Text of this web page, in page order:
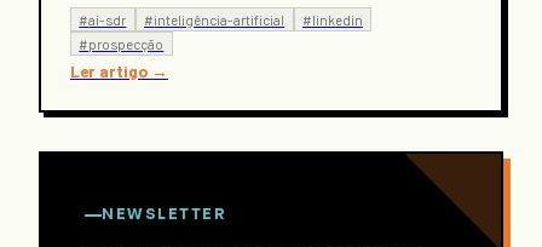
#ai-sdr #inteligência-artificial #linkedin
#prospecção
Ler artigo →
NEWSLETTER